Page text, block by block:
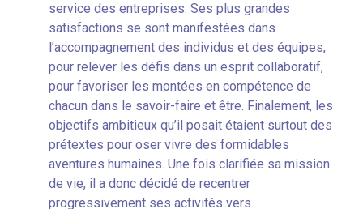
service des entreprises. Ses plus grandes
satisfactions se sont manifestées dans
l’accompagnement des individus et des équipes,
pour relever les défis dans un esprit collaboratif,
pour favoriser les montées en compétence de
chacun dans le savoir-faire et être. Finalement, les
objectifs ambitieux qu’il posait étaient surtout des
prétextes pour oser vivre des formidables
aventures humaines. Une fois clarifiée sa mission
de vie, il a donc décidé de recentrer
progressivement ses activités vers